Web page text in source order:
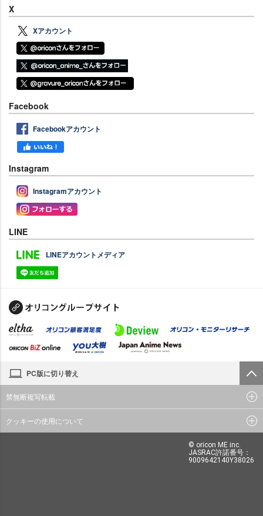
X
Xアカウント
Facebook
Facebookアカウント
Instagram
Instagramアカウント
LINE
LINEアカウントメディア
PC版に切り替え
禁無断複写転載
クッキーの使用について
© oricon ME inc.
JASRAC許諾番号：
9009642140Y38026